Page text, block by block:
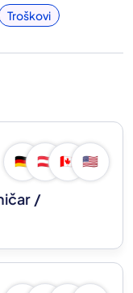
Troškovi
🇩🇪 🇦🇹 🇨🇦 🇺🇸
/